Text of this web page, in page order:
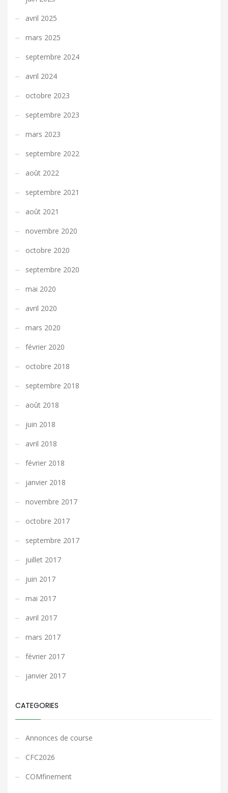
avril 2025
mars 2025
septembre 2024
avril 2024
octobre 2023
septembre 2023
mars 2023
septembre 2022
août 2022
septembre 2021
août 2021
novembre 2020
octobre 2020
septembre 2020
mai 2020
avril 2020
mars 2020
février 2020
octobre 2018
septembre 2018
août 2018
juin 2018
avril 2018
février 2018
janvier 2018
novembre 2017
octobre 2017
septembre 2017
juillet 2017
juin 2017
mai 2017
avril 2017
mars 2017
février 2017
janvier 2017
CATEGORIES
Annonces de course
CFC2026
COMfinement